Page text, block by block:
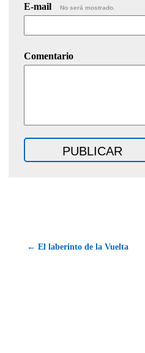
E-mail No será mostrado.
Comentario
← El laberinto de la Vuelta